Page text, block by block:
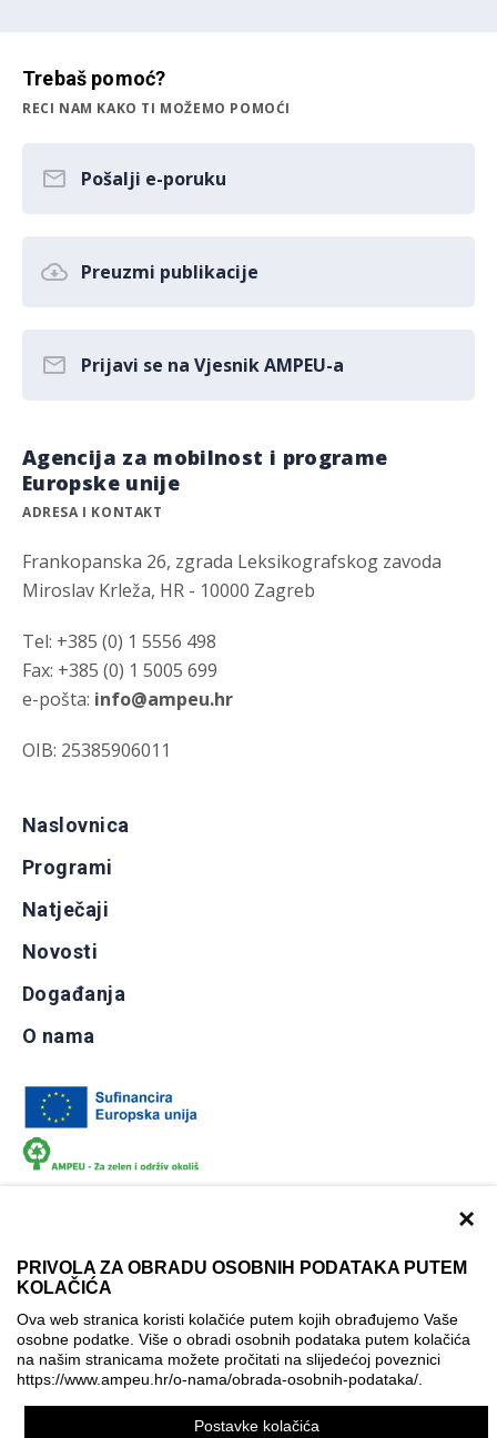
×
PRIVOLA ZA OBRADU OSOBNIH PODATAKA PUTEM
KOLAČIĆA
Ova web stranica koristi kolačiće putem kojih obrađujemo Vaše
osobne podatke. Više o obradi osobnih podataka putem kolačića
na našim stranicama možete pročitati na slijedećoj poveznici
https://www.ampeu.hr/o-nama/obrada-osobnih-podataka/
Postavke kolačića
Trebaš pomoć?
RECI NAM KAKO TI MOŽEMO POMOĆI
Pošalji e-poruku
Preuzmi publikacije
Prijavi se na Vjesnik AMPEU-a
Agencija za mobilnost i programe
Europske unije
ADRESA I KONTAKT
Frankopanska 26, zgrada Leksikografskog zavoda
Miroslav Krleža, HR - 10000 Zagreb
Tel: +385 (0) 1 5556 498
Fax: +385 (0) 1 5005 699
e-pošta: info@ampeu.hr
OIB: 25385906011
Naslovnica
Programi
Natječaji
Novosti
Događanja
O nama
Izjava o pristupačnosti
Politika korištenja kolačića
Postavke kolačića